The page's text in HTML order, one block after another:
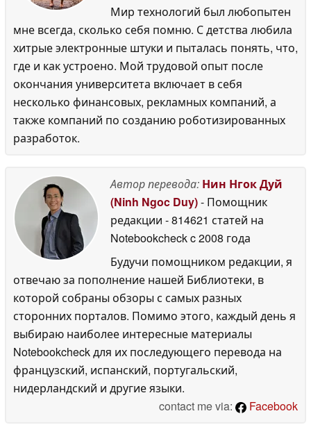
Мир технологий был любопытен
мне всегда, сколько себя помню. С детства любила
хитрые электронные штуки и пыталась понять, что,
где и как устроено. Мой трудовой опыт после
окончания университета включает в себя
несколько финансовых, рекламных компаний, а
также компаний по созданию роботизированных
разработок.
Автор перевода: Нин Нгок Дуй
(Ninh Ngoc Duy)- Помощник
редакции - 814621 статей на
Notebookcheckc 2008 года
Будучи помощником редакции, я
отвечаю за пополнение нашей Библиотеки, в
которой собраны обзоры с самых разных
сторонних порталов. Помимо этого, каждый день я
выбираю наиболее интересные материалы
Notebookcheck для их последующего перевода на
французский, испанский, португальский,
нидерландский и другие языки.
contact me via:
Facebook